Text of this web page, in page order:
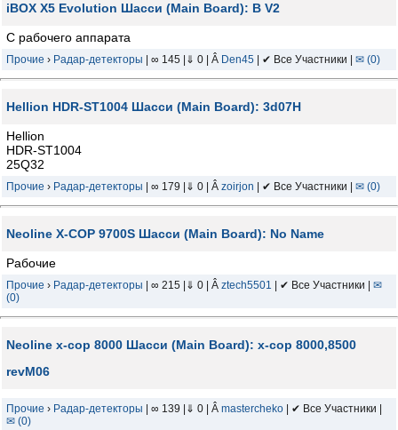
iBOX X5 Evolution Шасси (Main Board): B V2
С рабочего аппарата
Прочие › Радар-детекторы | ∞ 145 |⇓ 0 | Â Den45 | ✔ Все Участники | ✉ (0)
Hellion HDR-ST1004 Шасси (Main Board): 3d07H
Hellion
HDR-ST1004
25Q32
Прочие › Радар-детекторы | ∞ 179 |⇓ 0 | Â zoirjon | ✔ Все Участники | ✉ (0)
Neoline X-COP 9700S Шасси (Main Board): No Name
Рабочие
Прочие › Радар-детекторы | ∞ 215 |⇓ 0 | Â ztech5501 | ✔ Все Участники | ✉
(0)
Neoline x-cop 8000 Шасси (Main Board): x-cop 8000,8500
revM06
Прочие › Радар-детекторы | ∞ 139 |⇓ 0 | Â mastercheko | ✔ Все Участники |
✉ (0)